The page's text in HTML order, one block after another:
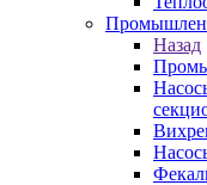
Назад